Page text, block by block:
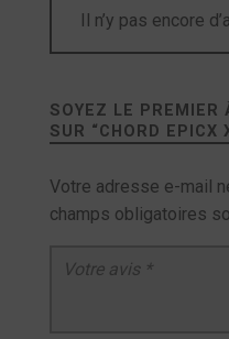
Il n’y pas encore
SOYEZ LE PREMIER
SUR “CHORD EPICX
Votre adresse e-mail
champs obligatoires